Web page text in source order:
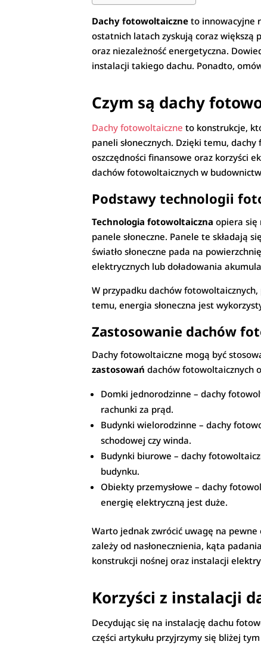
Dachy fotowoltaiczne to innowacyjne
ostatnich latach zyskują coraz większą
oraz niezależność energetyczna.
instalacji takiego dachu. Ponadto,
Czym są dachy
Dachy fotowoltaiczne to konstrukcje,
paneli słonecznych. Dzięki temu,
oszczędności finansowe oraz korzyści
dachów fotowoltaicznych w
Podstawy technologii
Technologia fotowoltaiczna opiera się
panele słoneczne. Panele te składają
światło słoneczne pada na
elektrycznych lub doładowania
W przypadku dachów
temu, energia słoneczna jest
Zastosowanie dachów
Dachy fotowoltaiczne mogą być
zastosowań dachów fotowoltaicznych
Domki jednorodzinne – dachy
rachunki za prąd.
Budynki wielorodzinne – dachy
schodowej czy winda.
Budynki biurowe – dachy
budynku.
Obiekty przemysłowe – dachy
energię elektryczną jest duże.
Warto jednak zwrócić uwagę na
zależy od nasłonecznienia, kąta
konstrukcji nośnej oraz instalacji
Korzyści z instalacji
Decydując się na instalację dachu
części artykułu przyjrzymy się bliżej